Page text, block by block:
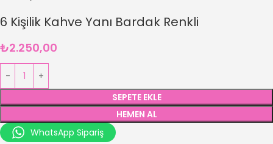
6 Kişilik Kahve Yanı Bardak Renkli
₺2.250,00
SEPETE EKLE
HEMEN AL
WhatsApp Sipariş